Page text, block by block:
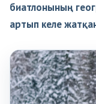
биатлонының
артып келе